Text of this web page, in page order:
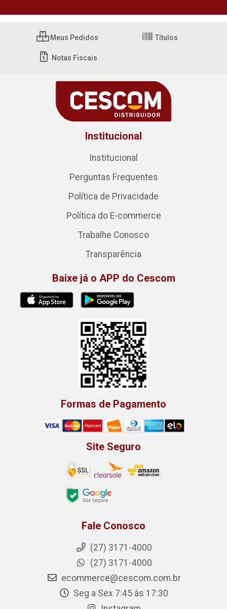
Meus Pedidos Títulos
Notas Fiscais
Institucional
Institucional
Perguntas Frequentes
Política de Privacidade
Política do E-commerce
Trabalhe Conosco
Transparência
Baixe já o APP do Cescom
Formas de Pagamento
Site Seguro
Fale Conosco
(27) 3171-4000
(27) 3171-4000
ecommerce@cescom.com.br
Seg a Sex 7:45 às 17:30